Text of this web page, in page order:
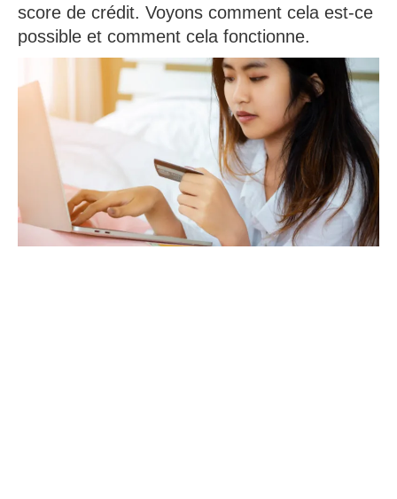
score de crédit. Voyons comment cela est-ce
possible et comment cela fonctionne.